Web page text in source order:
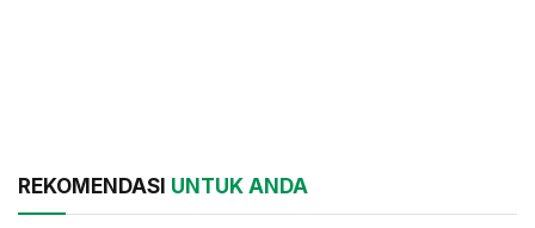
REKOMENDASI UNTUK ANDA